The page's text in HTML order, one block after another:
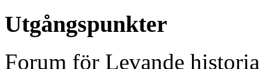
Utgångspunkter
Forum för Levande